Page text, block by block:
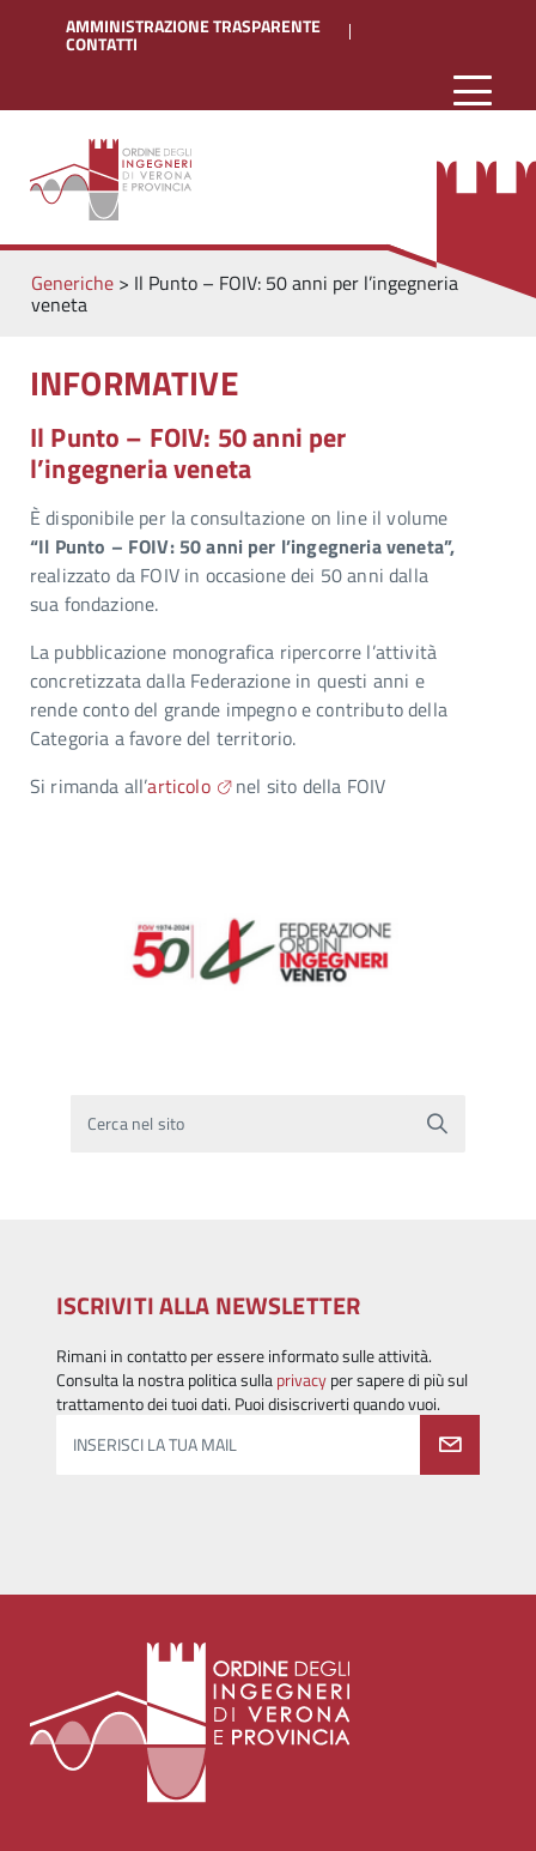
AMMINISTRAZIONE TRASPARENTE
CONTATTI
Generiche> Il Punto – FOIV: 50 anni per l’ingegneria
veneta
INFORMATIVE
Il Punto – FOIV: 50 anni per
l’ingegneria veneta
È disponibile per la consultazione on line il volume
“Il Punto – FOIV: 50 anni per l’ingegneria veneta”,
realizzato da FOIV in occasione dei 50 anni dalla
sua fondazione.
La pubblicazione monografica ripercorre l’attività
concretizzata dalla Federazione in questi anni e
rende conto del grande impegno e contributo della
Categoria a favore del territorio.
Si rimanda all’articolo nel sito della FOIV
Cerca nel sito
ISCRIVITI ALLA NEWSLETTER
Rimani in contatto per essere informato sulle attività.
Consulta la nostra politica sullaprivacyper sapere di più sul
trattamento dei tuoi dati. Puoi disiscriverti quando vuoi.
INSERISCI LA TUA MAIL